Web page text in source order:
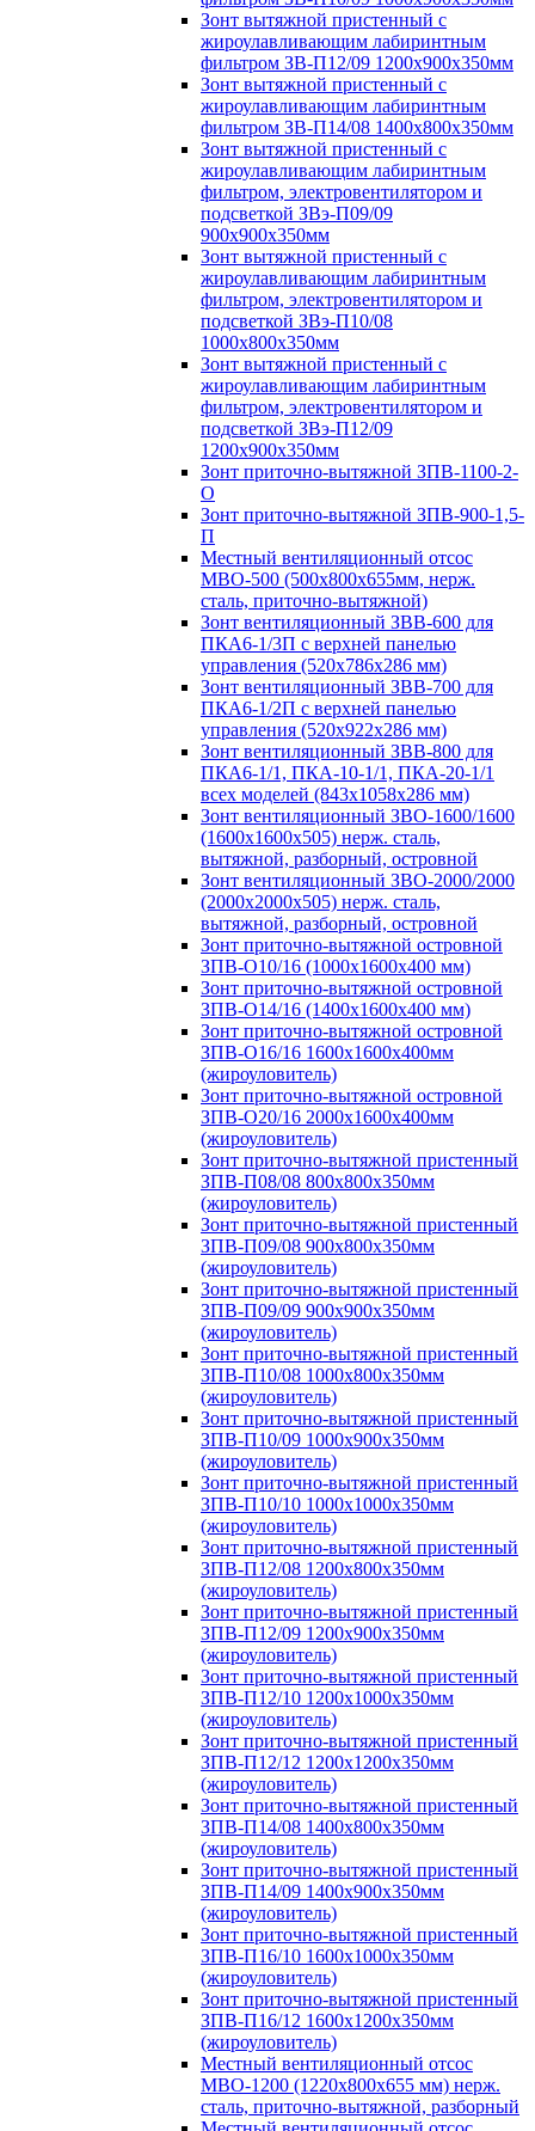
Зонт вытяжной пристенный с
жироулавливающим лабиринтным
фильтром ЗВ-П12/09 1200х900х350мм
Зонт вытяжной пристенный с
жироулавливающим лабиринтным
фильтром ЗВ-П14/08 1400х800х350мм
Зонт вытяжной пристенный с
жироулавливающим лабиринтным
фильтром, электровентилятором и
подсветкой ЗВэ-П09/09
900х900х350мм
Зонт вытяжной пристенный с
жироулавливающим лабиринтным
фильтром, электровентилятором и
подсветкой ЗВэ-П10/08
1000х800х350мм
Зонт вытяжной пристенный с
жироулавливающим лабиринтным
фильтром, электровентилятором и
подсветкой ЗВэ-П12/09
1200х900х350мм
Зонт приточно-вытяжной ЗПВ-1100-2-
О
Зонт приточно-вытяжной ЗПВ-900-1,5-
П
Местный вентиляционный отсос
МВО-500 (500х800х655мм, нерж.
сталь, приточно-вытяжной)
Зонт вентиляционный ЗВВ-600 для
ПКА6-1/3П с верхней панелью
управления (520х786х286 мм)
Зонт вентиляционный ЗВВ-700 для
ПКА6-1/2П с верхней панелью
управления (520х922х286 мм)
Зонт вентиляционный ЗВВ-800 для
ПКА6-1/1, ПКА-10-1/1, ПКА-20-1/1
всех моделей (843х1058х286 мм)
Зонт вентиляционный ЗВО-1600/1600
(1600х1600х505) нерж. сталь,
вытяжной, разборный, островной
Зонт вентиляционный ЗВО-2000/2000
(2000х2000х505) нерж. сталь,
вытяжной, разборный, островной
Зонт приточно-вытяжной островной
ЗПВ-О10/16 (1000х1600х400 мм)
Зонт приточно-вытяжной островной
ЗПВ-О14/16 (1400х1600х400 мм)
Зонт приточно-вытяжной островной
ЗПВ-О16/16 1600х1600х400мм
(жироуловитель)
Зонт приточно-вытяжной островной
ЗПВ-О20/16 2000х1600х400мм
(жироуловитель)
Зонт приточно-вытяжной пристенный
ЗПВ-П08/08 800х800х350мм
(жироуловитель)
Зонт приточно-вытяжной пристенный
ЗПВ-П09/08 900х800х350мм
(жироуловитель)
Зонт приточно-вытяжной пристенный
ЗПВ-П09/09 900х900х350мм
(жироуловитель)
Зонт приточно-вытяжной пристенный
ЗПВ-П10/08 1000х800х350мм
(жироуловитель)
Зонт приточно-вытяжной пристенный
ЗПВ-П10/09 1000х900х350мм
(жироуловитель)
Зонт приточно-вытяжной пристенный
ЗПВ-П10/10 1000х1000х350мм
(жироуловитель)
Зонт приточно-вытяжной пристенный
ЗПВ-П12/08 1200х800х350мм
(жироуловитель)
Зонт приточно-вытяжной пристенный
ЗПВ-П12/09 1200х900х350мм
(жироуловитель)
Зонт приточно-вытяжной пристенный
ЗПВ-П12/10 1200х1000х350мм
(жироуловитель)
Зонт приточно-вытяжной пристенный
ЗПВ-П12/12 1200х1200х350мм
(жироуловитель)
Зонт приточно-вытяжной пристенный
ЗПВ-П14/08 1400х800х350мм
(жироуловитель)
Зонт приточно-вытяжной пристенный
ЗПВ-П14/09 1400х900х350мм
(жироуловитель)
Зонт приточно-вытяжной пристенный
ЗПВ-П16/10 1600х1000х350мм
(жироуловитель)
Зонт приточно-вытяжной пристенный
ЗПВ-П16/12 1600х1200х350мм
(жироуловитель)
Местный вентиляционный отсос
МВО-1200 (1220х800х655 мм) нерж.
сталь, приточно-вытяжной, разборный